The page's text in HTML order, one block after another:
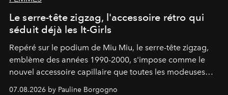
Le serre-tête zigzag, l'accessoire rétro qui
séduit déjà les It-Girls
Repéré sur le podium de Miu Miu, le serre-tête zigzag,
emblème des années 1990-2000, s'impose comme le
nouvel accessoire capillaire que toutes les modeuses
s'arrachent déjà.
07.08.2026 by Pauline Borgogno